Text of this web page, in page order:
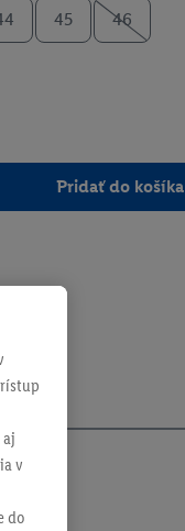
45 46
Pridať do košíka
v
do